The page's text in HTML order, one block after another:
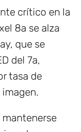
crítico en la
8a se alza
que se
del 7a,
tasa de